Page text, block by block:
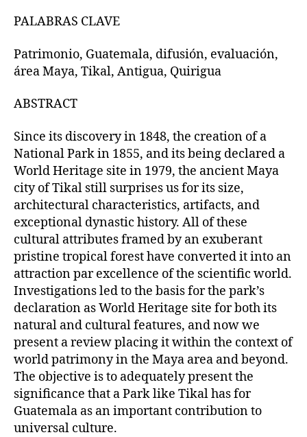
PALABRAS CLAVE
Patrimonio, Guatemala, difusión, evaluación,
área Maya, Tikal, Antigua, Quirigua
ABSTRACT
Since its discovery in 1848, the creation of a
National Park in 1855, and its being declared a
World Heritage site in 1979, the ancient Maya
city of Tikal still surprises us for its size,
architectural characteristics, artifacts, and
exceptional dynastic history. All of these
cultural attributes framed by an exuberant
pristine tropical forest have converted it into an
attraction par excellence of the scientific world.
Investigations led to the basis for the park’s
declaration as World Heritage site for both its
natural and cultural features, and now we
present a review placing it within the context of
world patrimony in the Maya area and beyond.
The objective is to adequately present the
significance that a Park like Tikal has for
Guatemala as an important contribution to
universal culture.